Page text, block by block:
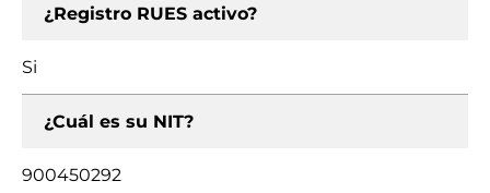
¿Registro RUES activo?
Si
¿Cuál es su NIT?
900450292